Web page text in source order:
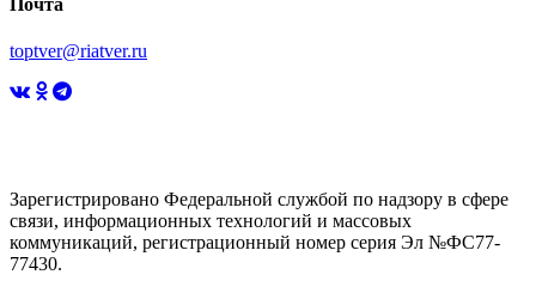
Почта
toptver@riatver.ru
Зарегистрировано Федеральной службой по надзору в сфере
связи, информационных технологий и массовых
коммуникаций, регистрационный номер серия Эл №ФС77-
77430.